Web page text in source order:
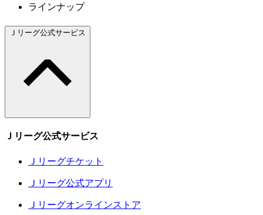
ラインナップ
Ｊリーグ公式サービス
Ｊリーグ公式サービス
Ｊリーグチケット
Ｊリーグ公式アプリ
Ｊリーグオンラインストア